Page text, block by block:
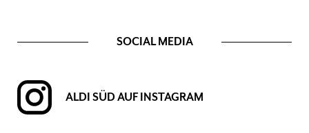
SOCIAL MEDIA
ALDI SÜD AUF INSTAGRAM